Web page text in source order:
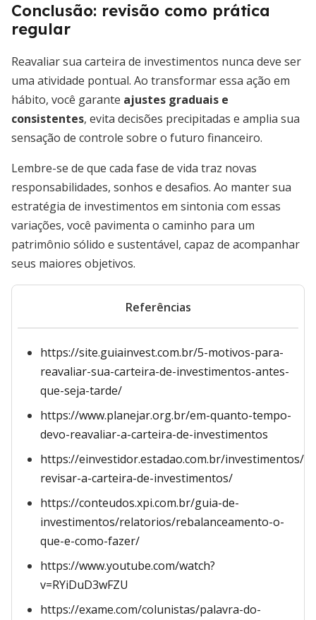
Conclusão: revisão como prática
regular
Reavaliar sua carteira de investimentos nunca deve ser
uma atividade pontual. Ao transformar essa ação em
hábito, você garante ajustes graduais e
consistentes, evita decisões precipitadas e amplia sua
sensação de controle sobre o futuro financeiro.
Lembre-se de que cada fase de vida traz novas
responsabilidades, sonhos e desafios. Ao manter sua
estratégia de investimentos em sintonia com essas
variações, você pavimenta o caminho para um
patrimônio sólido e sustentável, capaz de acompanhar
seus maiores objetivos.
Referências
https://site.guiainvest.com.br/5-motivos-para-
reavaliar-sua-carteira-de-investimentos-antes-
que-seja-tarde/
https://www.planejar.org.br/em-quanto-tempo-
devo-reavaliar-a-carteira-de-investimentos
https://einvestidor.estadao.com.br/investimentos/
revisar-a-carteira-de-investimentos/
https://conteudos.xpi.com.br/guia-de-
investimentos/relatorios/rebalanceamento-o-
que-e-como-fazer/
https://www.youtube.com/watch?
v=RYiDuD3wFZU
https://exame.com/colunistas/palavra-do-